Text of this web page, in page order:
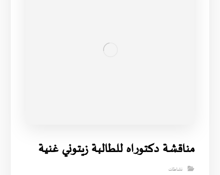
مناقشة دكتوراه للطالبة زيتوني غنية
نشاطات